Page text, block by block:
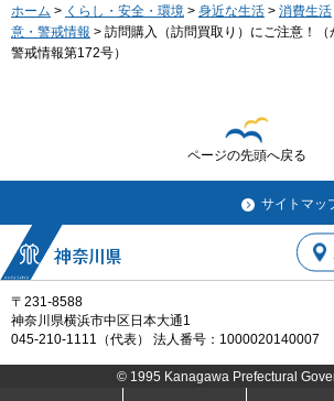
ホーム > くらし・安全・環境 > 身近な生活 > 消費生活
意・警戒情報 > 訪問購入（訪問買取り）にご注意！（
警戒情報第172号）
ページの先頭へ戻る
サイトマッ
〒231-8588
神奈川県横浜市中区日本大通1
045-210-1111（代表） 法人番号：1000020140007
© 1995 Kanagawa Prefectural